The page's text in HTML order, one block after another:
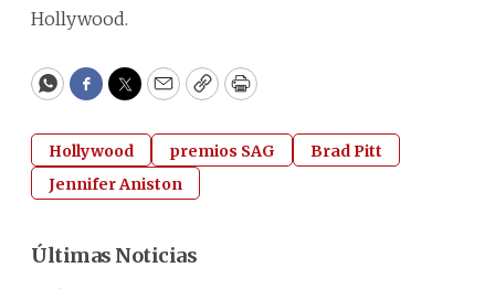
Hollywood.
WhatsApp
Facebook
Twitter
EmailCopyPrint
Hollywood premios SAG
Brad Pitt
Jennifer Aniston
Últimas Noticias